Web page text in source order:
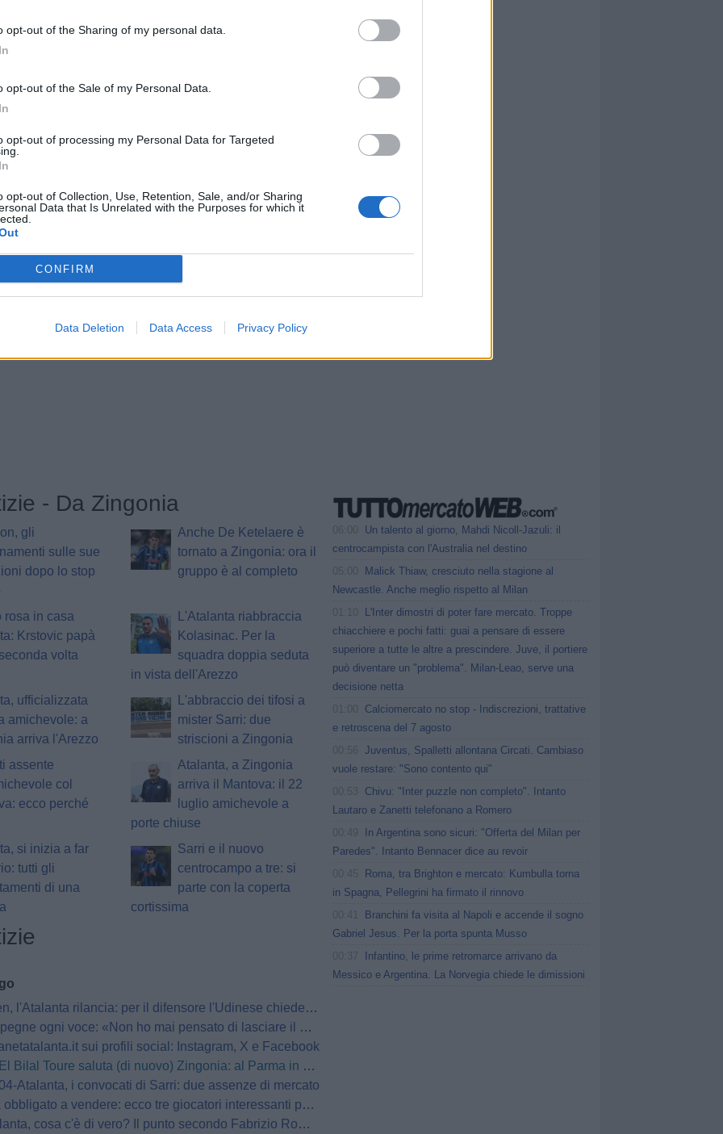
opt-out of the Sharing of my personal data.
opt-out of the Sale of my Personal Data.
opt-out of processing my Personal Data for Targeted
opt-out of Collection, Use, Retention, Sale, and/or Sharing
Data that Is Unrelated with the Purposes for which it
CONFIRM
Data Deletion Data Access Privacy Policy
- Da Zingonia
gli
sulle sue
dopo lo stop
Anche De Ketelaere è
tornato a Zingonia: ora il
gruppo è al completo
rosa in casa
Krstovic papà
volta
L'Atalanta riabbraccia
Kolasinac. Per la
squadra doppia seduta
in vista dell'Arezzo
ufficializzata
amichevole: a
arriva l'Arezzo
L'abbraccio dei tifosi a
mister Sarri: due
striscioni a Zingonia
assente
col
ecco perché
Atalanta, a Zingonia
arriva il Mantova: il 22
luglio amichevole a
porte chiuse
si inizia a far
tutti gli
di una
Sarri e il nuovo
centrocampo a tre: si
parte con la coperta
cortissima
l'Atalanta rilancia: per il difensore l'Udinese chiede 25 milioni
ogni voce: «Non ho mai pensato di lasciare il Milan»
sui profili social: Instagram, X e Facebook
El Bilal Toure saluta (di nuovo) Zingonia: al Parma in prestito
Atalanta, i convocati di Sarri: due assenze di mercato
a vendere: ecco tre giocatori interessanti per l'Atalanta
cosa c'è di vero? Il punto secondo Fabrizio Romano
Un talento al giorno, Mahdi Nicoll-Jazuli: il
centrocampista con l'Australia nel destino
Malick Thiaw, cresciuto nella stagione al
Newcastle. Anche meglio rispetto al Milan
L'Inter dimostri di poter fare mercato. Troppe
chiacchiere e pochi fatti: guai a pensare di essere
superiore a tutte le altre a prescindere. Juve, il portiere
può diventare un "problema". Milan-Leao, serve una
decisione netta
Calciomercato no stop - Indiscrezioni, trattative
e retroscena del 7 agosto
Juventus, Spalletti allontana Circati. Cambiaso
vuole restare: "Sono contento qui"
Chivu: "Inter puzzle non completo". Intanto
Lautaro e Zanetti telefonano a Romero
In Argentina sono sicuri: "Offerta del Milan per
Paredes". Intanto Bennacer dice au revoir
Roma, tra Brighton e mercato: Kumbulla torna
in Spagna, Pellegrini ha firmato il rinnovo
Branchini fa visita al Napoli e accende il sogno
Gabriel Jesus. Per la porta spunta Musso
Infantino, le prime retromarce arrivano da
Messico e Argentina. La Norvegia chiede le dimissioni